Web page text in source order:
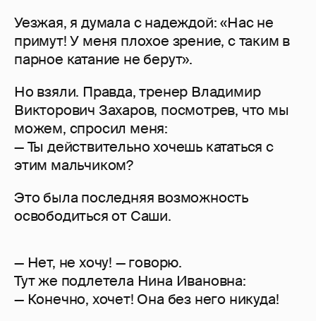
Уезжая, я думала с надеждой: «Нас не
примут! У меня плохое зрение, с таким в
парное катание не берут».
Но взяли. Правда, тренер Владимир
Викторович Захаров, посмотрев, что мы
можем, спросил меня:
— Ты действительно хочешь кататься с
этим мальчиком?
Это была последняя возможность
освободиться от Саши.
— Нет, не хочу! — говорю.
Тут же подлетела Нина Ивановна:
— Конечно, хочет! Она без него никуда!